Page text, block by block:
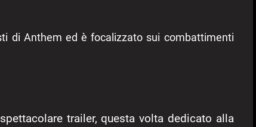
di Anthem ed è focalizzato sui combattimenti
trailer, questa volta dedicato alla